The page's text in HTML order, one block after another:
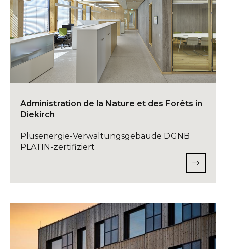
Administration de la Nature et des Forêts in
Diekirch
Plusenergie-Verwaltungsgebäude DGNB
PLATIN-zertifiziert